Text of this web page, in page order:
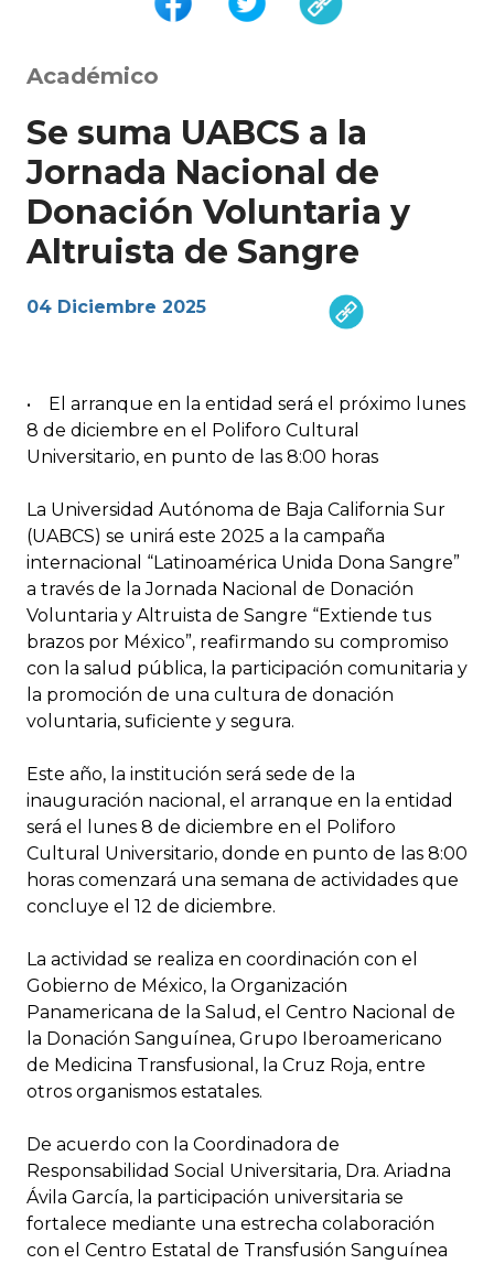
Académico
Se suma UABCS a la
Jornada Nacional de
Donación Voluntaria y
Altruista de Sangre
04 Diciembre 2025
• El arranque en la entidad será el próximo lunes
8 de diciembre en el Poliforo Cultural
Universitario, en punto de las 8:00 horas
La Universidad Autónoma de Baja California Sur
(UABCS) se unirá este 2025 a la campaña
internacional “Latinoamérica Unida Dona Sangre”
a través de la Jornada Nacional de Donación
Voluntaria y Altruista de Sangre “Extiende tus
brazos por México”, reafirmando su compromiso
con la salud pública, la participación comunitaria y
la promoción de una cultura de donación
voluntaria, suficiente y segura.
Este año, la institución será sede de la
inauguración nacional, el arranque en la entidad
será el lunes 8 de diciembre en el Poliforo
Cultural Universitario, donde en punto de las 8:00
horas comenzará una semana de actividades que
concluye el 12 de diciembre.
La actividad se realiza en coordinación con el
Gobierno de México, la Organización
Panamericana de la Salud, el Centro Nacional de
la Donación Sanguínea, Grupo Iberoamericano
de Medicina Transfusional, la Cruz Roja, entre
otros organismos estatales.
De acuerdo con la Coordinadora de
Responsabilidad Social Universitaria, Dra. Ariadna
Ávila García, la participación universitaria se
fortalece mediante una estrecha colaboración
con el Centro Estatal de Transfusión Sanguínea